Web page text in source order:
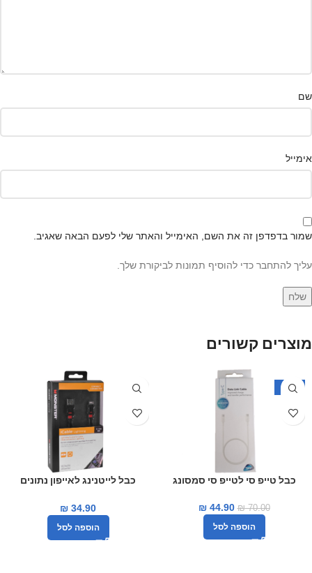
שם
אימייל
שמור בדפדפן זה את השם, האימייל והאתר שלי לפעם הבאה שאגיב.
עליך להתחבר כדי להוסיף תמונות לביקורת שלך.
מוצרים קשורים
-36%
כבל טייפ סי לטייפ סי סמסונג
₪70.00
₪44.90
הוספה לסל
כבל לייטנינג לאייפון נתונים
₪ 34.90
הוספה לסל